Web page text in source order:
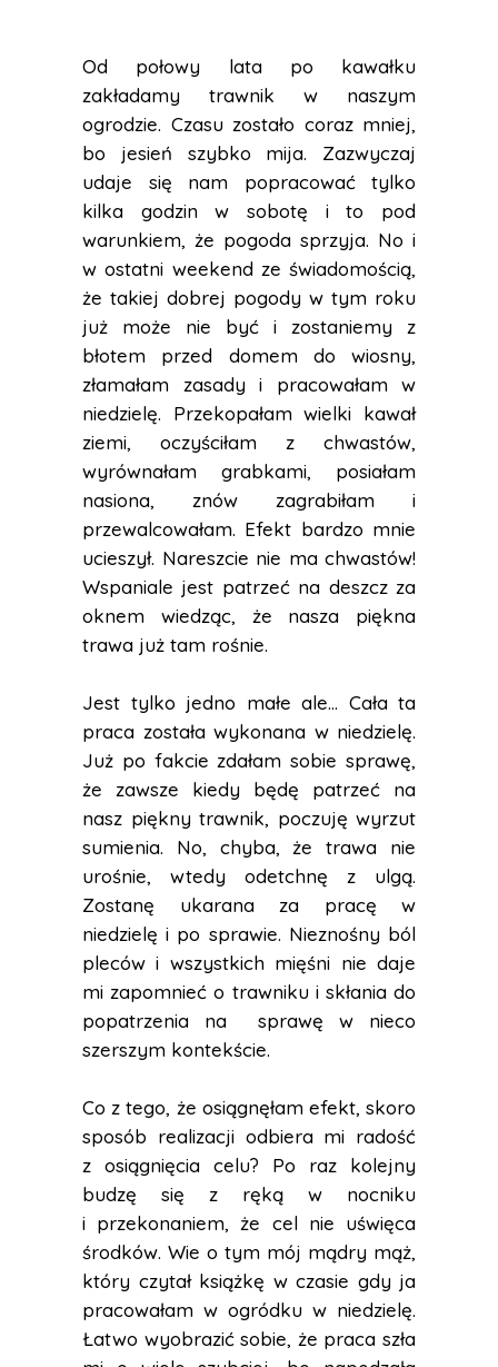
Od połowy lata po kawałku
zakładamy trawnik w naszym
ogrodzie. Czasu zostało coraz mniej,
bo jesień szybko mija. Zazwyczaj
udaje się nam popracować tylko
kilka godzin w sobotę i to pod
warunkiem, że pogoda sprzyja. No i
w ostatni weekend ze świadomością,
że takiej dobrej pogody w tym roku
już może nie być i zostaniemy z
błotem przed domem do wiosny,
złamałam zasady i pracowałam w
niedzielę. Przekopałam wielki kawał
ziemi, oczyściłam z chwastów,
wyrównałam grabkami, posiałam
nasiona, znów zagrabiłam i
przewalcowałam. Efekt bardzo mnie
ucieszył. Nareszcie nie ma chwastów!
Wspaniale jest patrzeć na deszcz za
oknem wiedząc, że nasza piękna
trawa już tam rośnie.
Jest tylko jedno małe ale… Cała ta
praca została wykonana w niedzielę.
Już po fakcie zdałam sobie sprawę,
że zawsze kiedy będę patrzeć na
nasz piękny trawnik, poczuję wyrzut
sumienia. No, chyba, że trawa nie
urośnie, wtedy odetchnę z ulgą.
Zostanę ukarana za pracę w
niedzielę i po sprawie. Nieznośny ból
pleców i wszystkich mięśni nie daje
mi zapomnieć o trawniku i skłania do
popatrzenia na sprawę w nieco
szerszym kontekście.
Co z tego, że osiągnęłam efekt, skoro
sposób realizacji odbiera mi radość
z osiągnięcia celu? Po raz kolejny
budzę się z ręką w nocniku
i przekonaniem, że cel nie uświęca
środków. Wie o tym mój mądry mąż,
który czytał książkę w czasie gdy ja
pracowałam w ogródku w niedzielę.
Łatwo wyobrazić sobie, że praca szła